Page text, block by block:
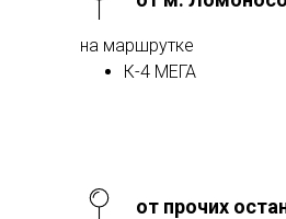
на маршрутке
К-4 МЕГА
от прочих